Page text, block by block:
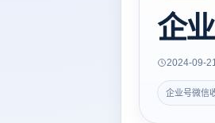
企
2024-09-
企业号微信